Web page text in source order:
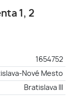
1, 2
1654752
Nové Mesto
Bratislava III